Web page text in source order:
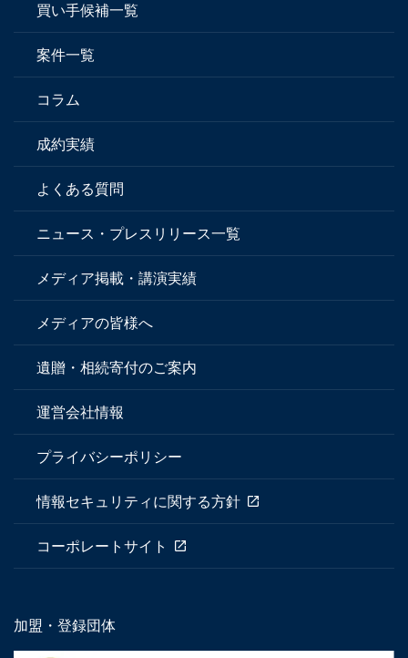
買い手候補一覧
案件一覧
コラム
成約実績
よくある質問
ニュース・プレスリリース一覧
メディア掲載・講演実績
メディアの皆様へ
遺贈・相続寄付のご案内
運営会社情報
プライバシーポリシー
情報セキュリティに関する方針
コーポレートサイト
加盟・登録団体